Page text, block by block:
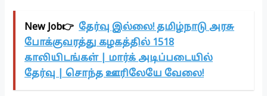
New Job👉 தேர்வு இல்லை! தமிழ்நாடு அரசு
போக்குவரத்து கழகத்தில் 1518
காலியிடங்கள் | மார்க் அடிப்படையில்
தேர்வு | சொந்த ஊரிலேயே வேலை!